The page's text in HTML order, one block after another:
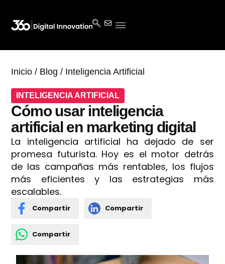
Inicio / Blog / Inteligencia Artificial
INTELIGENCIA ARTIFICIAL
Cómo usar inteligencia
artificial en marketing digital
La inteligencia artificial ha dejado de ser
promesa futurista. Hoy es el motor detrás
de las campañas más rentables, los flujos
más eficientes y las estrategias más
escalables.
Compartir Compartir
Compartir